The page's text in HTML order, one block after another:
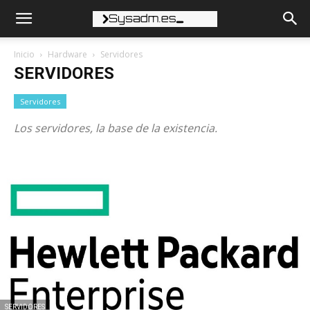
Inicio Hardware Servidores
SERVIDORES
Servidores
Los servidores, la base de la existencia.
SERVIDORES